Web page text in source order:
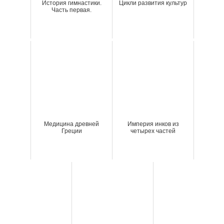
История гимнастики.
Часть первая.
Цикли развития культур
Медицина древней
Греции
Империя инков из
четырех частей